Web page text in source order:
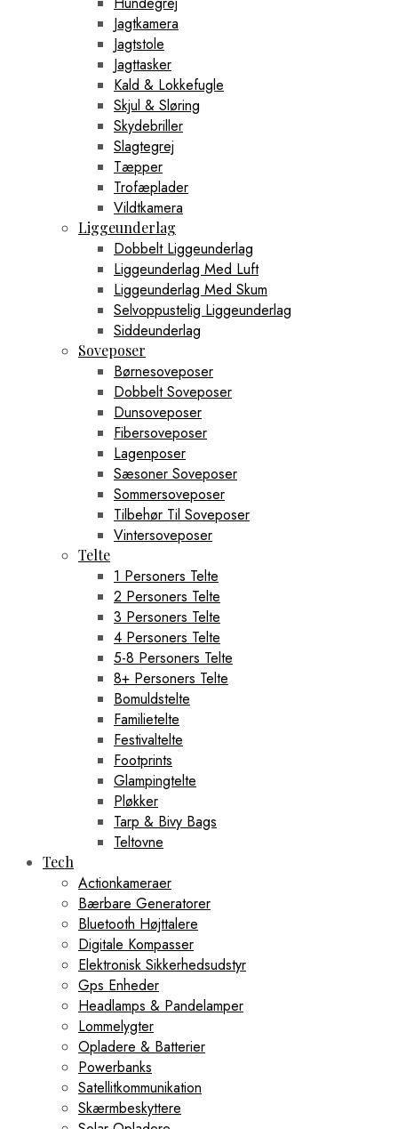
Jagtkamera
Jagtstole
Jagttasker
Kald & Lokkefugle
Skjul & Sløring
Skydebriller
Slagtegrej
Tæpper
Trofæplader
Vildtkamera
Liggeunderlag
Dobbelt Liggeunderlag
Liggeunderlag Med Luft
Liggeunderlag Med Skum
Selvoppustelig Liggeunderlag
Siddeunderlag
Soveposer
Børnesoveposer
Dobbelt Soveposer
Dunsoveposer
Fibersoveposer
Lagenposer
Sæsoner Soveposer
Sommersoveposer
Tilbehør Til Soveposer
Vintersoveposer
Telte
1 Personers Telte
2 Personers Telte
3 Personers Telte
4 Personers Telte
5-8 Personers Telte
8+ Personers Telte
Bomuldstelte
Familietelte
Festivaltelte
Footprints
Glampingtelte
Pløkker
Tarp & Bivy Bags
Teltovne
Tech
Actionkameraer
Bærbare Generatorer
Bluetooth Højttalere
Digitale Kompasser
Elektronisk Sikkerhedsudstyr
Gps Enheder
Headlamps & Pandelamper
Lommelygter
Opladere & Batterier
Powerbanks
Satellitkommunikation
Skærmbeskyttere